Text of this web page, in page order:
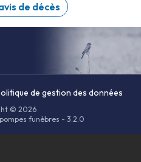
de décès
de gestion des données
© 2026
funèbres - 3.2.0